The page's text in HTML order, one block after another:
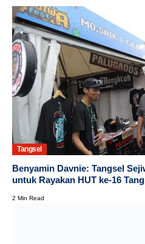
Tangsel
Benyamin Davnie: Tangsel
untuk Rayakan HUT ke-16
2 Min Read